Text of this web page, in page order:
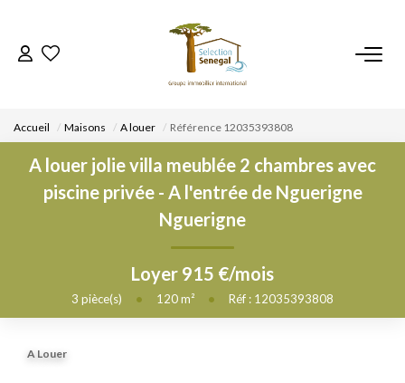
ACCUEIL
NOS BIENS
VENDRE UN BIEN
DÉPOSEZ VOTRE RECHERCHE
NOUS REJOINDRE
Accueil Maisons A louer Référence 12035393808
A louer jolie villa meublée 2 chambres avec
piscine privée - A l'entrée de Nguerigne
Nguerigne
Loyer 915 €/mois
3 pièce(s) • 120m² • Réf : 12035393808
A Louer